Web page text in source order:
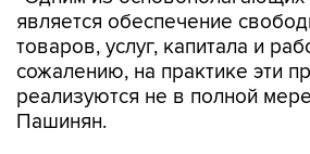
является обеспечение
товаров, услуг, капитала и
сожалению, на практике эти
реализуются не в полной
Пашинян.